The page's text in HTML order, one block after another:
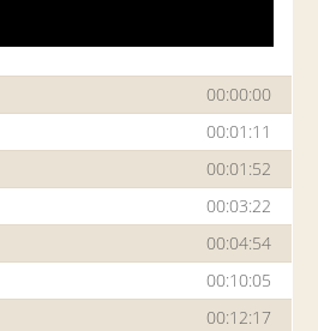
00:00:00
00:01:11
00:01:52
00:03:22
00:04:54
00:10:05
00:12:17